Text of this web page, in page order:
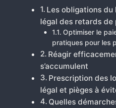
Les obligations
légal des retards de
Optimiser le
pratiques pour les
Réagir
s’accumulent
Prescription des
légal et pièges à
Quelles